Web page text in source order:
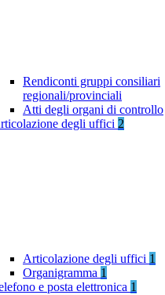
Rendiconti gruppi consiliari
regionali/provinciali
Atti degli organi di controllo
degli uffici 2
Articolazione degli uffici 1
Organigramma 1
e posta elettronica 1